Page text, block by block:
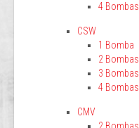
4 Bombas
CSW
1 Bomba
2 Bombas
3 Bombas
4 Bombas
CMV